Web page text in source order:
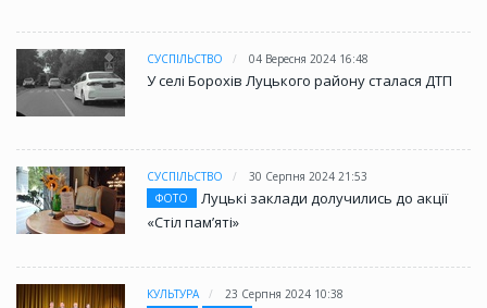
СУСПІЛЬСТВО 04 Вересня 2024 16:48
У селі Борохів Луцького району сталася ДТП
СУСПІЛЬСТВО
30 Серпня 2024 21:53
ФОТО
Луцькі заклади долучились до акції
«Стіл памʼяті»
КУЛЬТУРА
23 Серпня 2024 10:38